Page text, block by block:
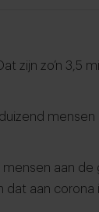
zijn zo’n 3,5
aan de
dat aan